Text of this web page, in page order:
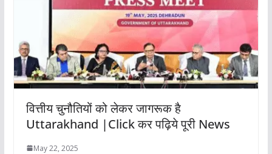
वित्तीय चुनौतियों को लेकर जागरूक है
Uttarakhand |Click कर पढ़िये पूरी News
May 22, 2025